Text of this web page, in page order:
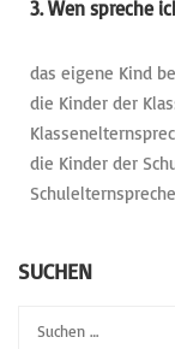
3. Wen spreche
das eigene Kind
die Kinder der
die Kinder der
SUCHEN